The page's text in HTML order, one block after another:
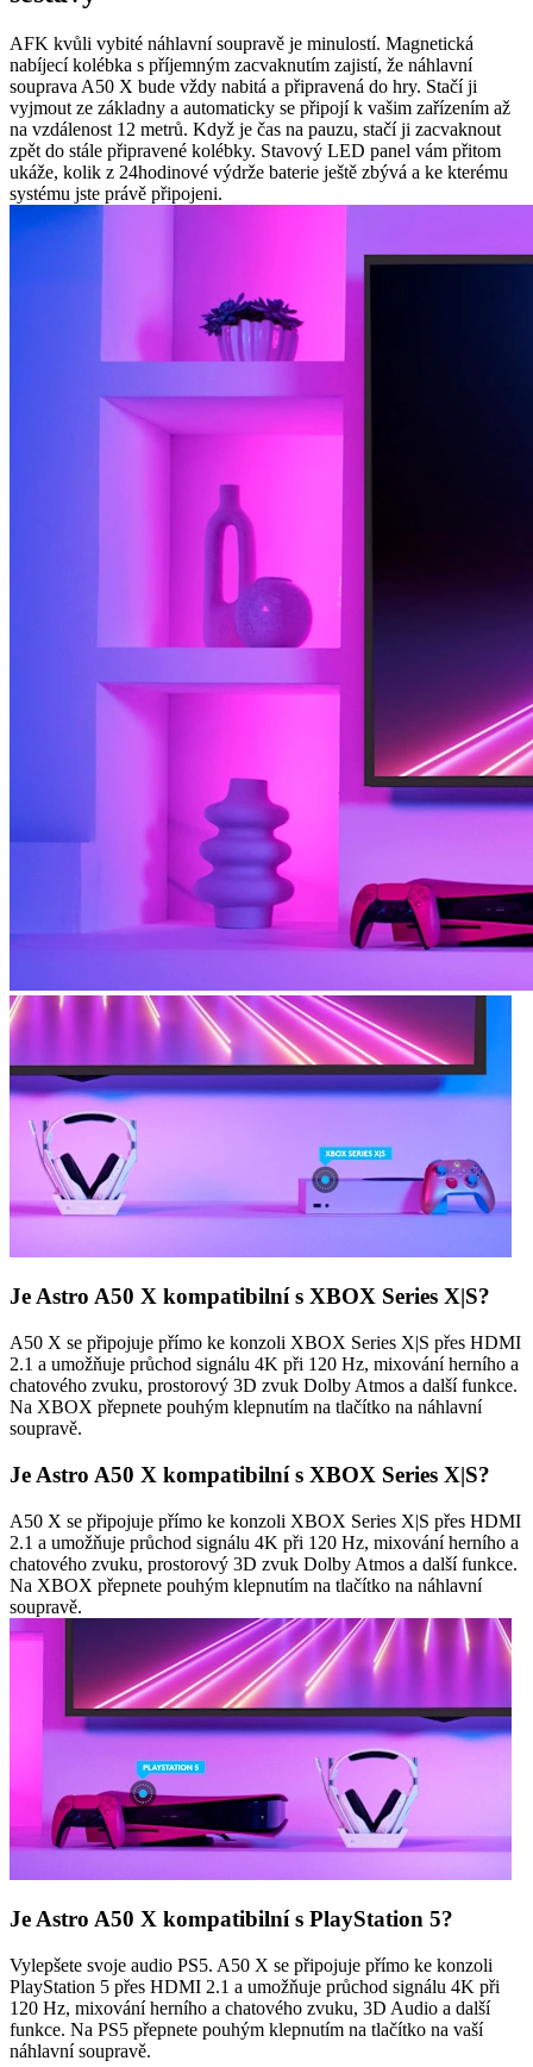
AFK kvůli vybité náhlavní soupravě je minulostí. Magnetická
nabíjecí kolébka s příjemným zacvaknutím zajistí, že náhlavní
souprava A50 X bude vždy nabitá a připravená do hry. Stačí ji
vyjmout ze základny a automaticky se připojí k vašim zařízením až
na vzdálenost 12 metrů. Když je čas na pauzu, stačí ji zacvaknout
zpět do stále připravené kolébky. Stavový LED panel vám přitom
ukáže, kolik z 24hodinové výdrže baterie ještě zbývá a ke kterému
systému jste právě připojeni.
Je Astro A50 X kompatibilní s XBOX Series X|S?
A50 X se připojuje přímo ke konzoli XBOX Series X|S přes HDMI
2.1 a umožňuje průchod signálu 4K při 120 Hz, mixování herního a
chatového zvuku, prostorový 3D zvuk Dolby Atmos a další funkce.
Na XBOX přepnete pouhým klepnutím na tlačítko na náhlavní
soupravě.
Je Astro A50 X kompatibilní s XBOX Series X|S?
A50 X se připojuje přímo ke konzoli XBOX Series X|S přes HDMI
2.1 a umožňuje průchod signálu 4K při 120 Hz, mixování herního a
chatového zvuku, prostorový 3D zvuk Dolby Atmos a další funkce.
Na XBOX přepnete pouhým klepnutím na tlačítko na náhlavní
soupravě.
Je Astro A50 X kompatibilní s PlayStation 5?
Vylepšete svoje audio PS5. A50 X se připojuje přímo ke konzoli
PlayStation 5 přes HDMI 2.1 a umožňuje průchod signálu 4K při
120 Hz, mixování herního a chatového zvuku, 3D Audio a další
funkce. Na PS5 přepnete pouhým klepnutím na tlačítko na vaší
náhlavní soupravě.